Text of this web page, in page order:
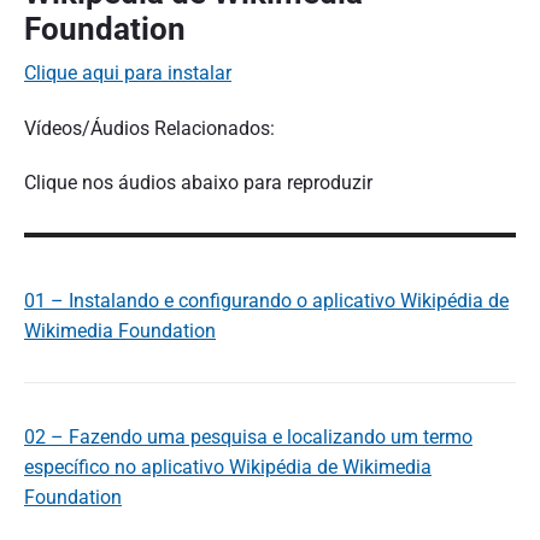
Foundation
Clique aqui para instalar
Vídeos/Áudios Relacionados:
Clique nos áudios abaixo para reproduzir
01 – Instalando e configurando o aplicativo Wikipédia de
Wikimedia Foundation
02 – Fazendo uma pesquisa e localizando um termo
específico no aplicativo Wikipédia de Wikimedia
Foundation